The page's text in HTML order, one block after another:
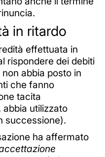
in ritardo
effettuata in
rispondere dei debiti
abbia posto in
che fanno
tacita
utilizzato
successione).
ha affermato